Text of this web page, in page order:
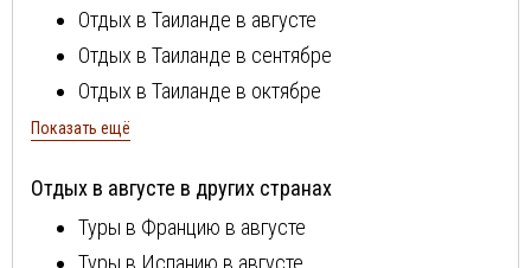
Отдых в Таиланде в августе
Отдых в Таиланде в сентябре
Отдых в Таиланде в октябре
Отдых в Таиланде в ноябре
Отдых в Таиланде в январе
Отдых в Таиланде в феврале
Показать ещё
Отдых в августе в других странах
Туры в Францию в августе
Туры в Испанию в августе